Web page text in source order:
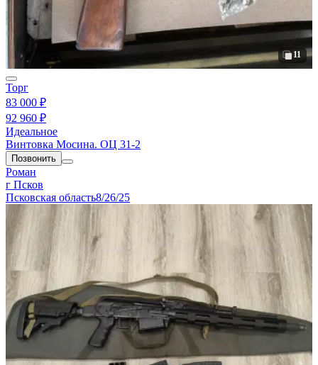
11
Торг
83 000 ₽
92 960 ₽
Идеальное
Винтовка Мосина. ОЦ 31-2
Позвонить
Роман
г Псков
Псковская область8/26/25